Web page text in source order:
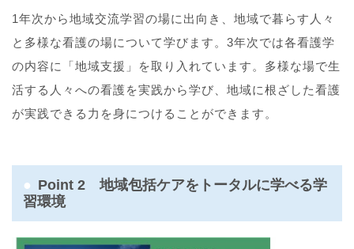
1年次から地域交流学習の場に出向き、地域で暮らす人々
と多様な看護の場について学びます。3年次では各看護学
の内容に「地域支援」を取り入れています。多様な場で生
活する人々への看護を実践から学び、地域に根ざした看護
が実践できる力を身につけることができます。
Point 2 地域包括ケアをトータルに学べる学
習環境